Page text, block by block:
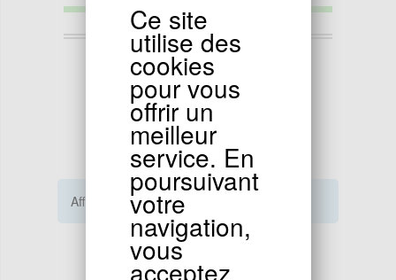
23.50EUR
Cable de starter pour Quad Shineray 300cc
Afficher à 6(sur6produits)
Ce site
utilise des
cookies
pour vous
offrir un
meilleur
service. En
poursuivant
votre
navigation,
vous
acceptez